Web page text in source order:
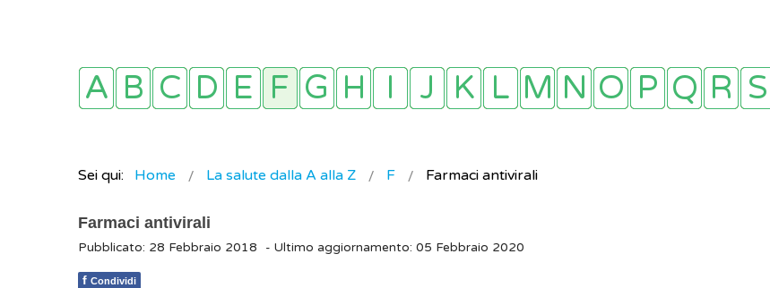
Sei qui: Home La salute dalla A alla Z F Farmaci antivirali
Farmaci antivirali
Pubblicato: 28 Febbraio 2018 - Ultimo aggiornamento: 05 Febbraio 2020
f Condividi